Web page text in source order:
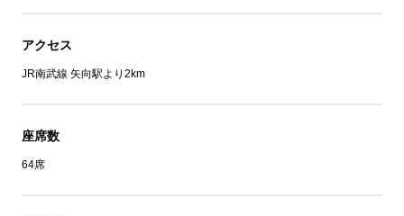
アクセス
JR南武線 矢向駅より2km
座席数
64席